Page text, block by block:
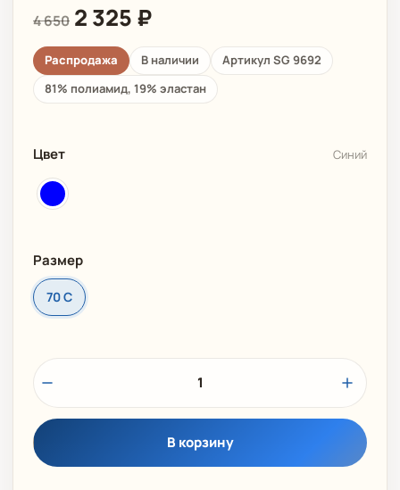
4 650 2 325 ₽
Распродажа В наличии
Артикул SG 9692
81% полиамид, 19% эластан
Цвет Синий
Размер
70 C
1
В корзину